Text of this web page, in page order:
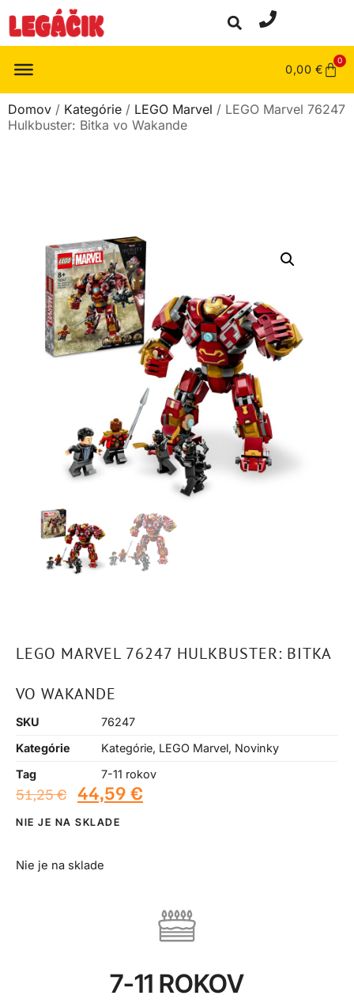
0,00 €
0
Domov / Kategórie / LEGO Marvel / LEGO Marvel 76247
Hulkbuster: Bitka vo Wakande
LEGO MARVEL 76247 HULKBUSTER: BITKA
VO WAKANDE
SKU
76247
Kategórie
Kategórie, LEGO Marvel, Novinky
Tag
7-11 rokov
51,25€ 44,59 €
NIE JE NA SKLADE
Nie je na sklade
7-11 ROKOV